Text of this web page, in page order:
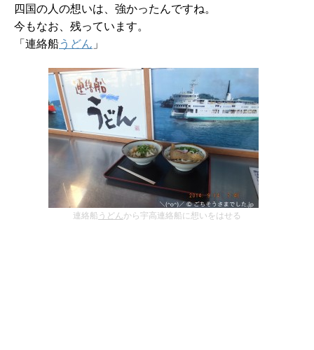
四国の人の想いは、強かったんですね。
今もなお、残っています。
「連絡船うどん 」
連絡船 うどんから宇高連絡船に想いをはせる